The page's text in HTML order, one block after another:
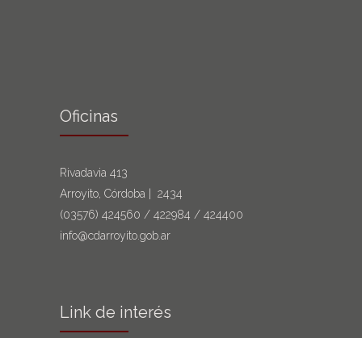
Oficinas
Rivadavia 413
Arroyito, Córdoba | 2434
(03576) 424560 / 422984 / 424400
info@cdarroyito.gob.ar
Link de interés